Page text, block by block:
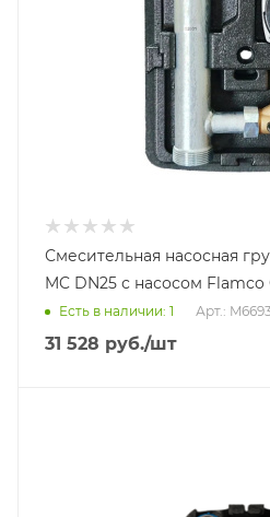
Смесительная насосная
MC DN25 с насосом Flamco
Есть в наличии: 1 Арт.:
31 528 руб./шт